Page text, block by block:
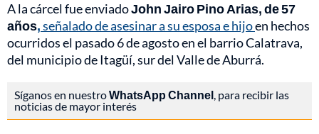
A la cárcel fue enviadoJohn Jairo Pino Arias, de 57
años,señalado de asesinar a su esposa e hijoen hechos
ocurridos el pasado 6 de agosto en el barrio Calatrava,
del municipio de Itagüí, sur del Valle de Aburrá.
Síganos en nuestroWhatsApp Channel, para recibir las
noticias de mayor interés